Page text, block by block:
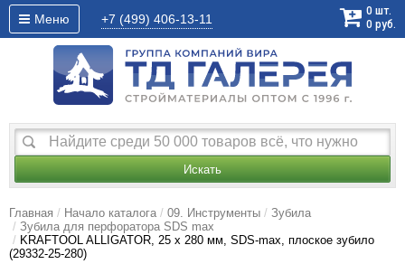
Меню +7 (499) 406-13-11
0 шт.
0 руб.
Искать
Главная Начало каталога 09. Инструменты
Зубила
Зубила для перфоратора SDS max
KRAFTOOL ALLIGATOR, 25 х 280 мм, SDS-max, плоское зубило
(29332-25-280)